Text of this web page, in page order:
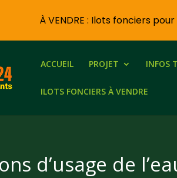
ACCUEIL PROJET INFOS
ILOTS FONCIERS À VENDRE
d’usage de
À VENDRE : Ilots fonciers